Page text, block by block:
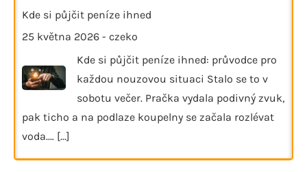
Kde si půjčit peníze ihned
25 května 2026 - czeko
Kde si půjčit peníze ihned: průvodce pro
každou nouzovou situaci Stalo se to v
sobotu večer. Pračka vydala podivný zvuk,
pak ticho a na podlaze koupelny se začala rozlévat
voda.… [...]